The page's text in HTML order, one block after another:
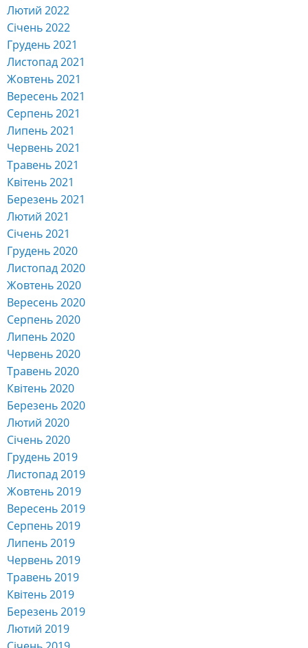
Лютий 2022
Січень 2022
Грудень 2021
Листопад 2021
Жовтень 2021
Вересень 2021
Серпень 2021
Липень 2021
Червень 2021
Травень 2021
Квітень 2021
Березень 2021
Лютий 2021
Січень 2021
Грудень 2020
Листопад 2020
Жовтень 2020
Вересень 2020
Серпень 2020
Липень 2020
Червень 2020
Травень 2020
Квітень 2020
Березень 2020
Лютий 2020
Січень 2020
Грудень 2019
Листопад 2019
Жовтень 2019
Вересень 2019
Серпень 2019
Липень 2019
Червень 2019
Травень 2019
Квітень 2019
Березень 2019
Лютий 2019